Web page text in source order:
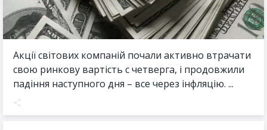
Акції світових компаній почали активно втрачати
свою ринкову вартість с четверга, і продовжили
падіння наступного дня – все через інфляцію. ...